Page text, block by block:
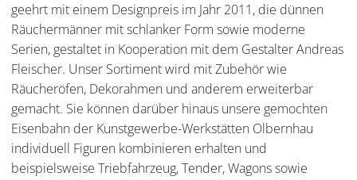
geehrt mit einem Designpreis im Jahr 2011, die dünnen
Räuchermänner mit schlanker Form sowie moderne
Serien, gestaltet in Kooperation mit dem Gestalter Andreas
Fleischer. Unser Sortiment wird mit Zubehör wie
Räucheröfen, Dekorahmen und anderem erweiterbar
gemacht. Sie können darüber hinaus unsere gemochten
Eisenbahn der Kunstgewerbe-Werkstätten Olbernhau
individuell Figuren kombinieren erhalten und
beispielsweise Triebfahrzeug, Tender, Wagons sowie